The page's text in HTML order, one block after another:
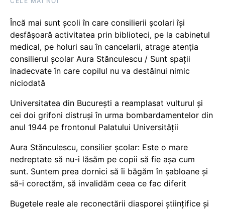
Încă mai sunt școli în care consilierii școlari își
desfășoară activitatea prin biblioteci, pe la cabinetul
medical, pe holuri sau în cancelarii, atrage atenția
consilierul școlar Aura Stănculescu / Sunt spații
inadecvate în care copilul nu va destăinui nimic
niciodată
Universitatea din București a reamplasat vulturul și
cei doi grifoni distruși în urma bombardamentelor din
anul 1944 pe frontonul Palatului Universității
Aura Stănculescu, consilier școlar: Este o mare
nedreptate să nu-i lăsăm pe copii să fie așa cum
sunt. Suntem prea dornici să îi băgăm în șabloane și
să-i corectăm, să invalidăm ceea ce fac diferit
Bugetele reale ale reconectării diasporei științifice și